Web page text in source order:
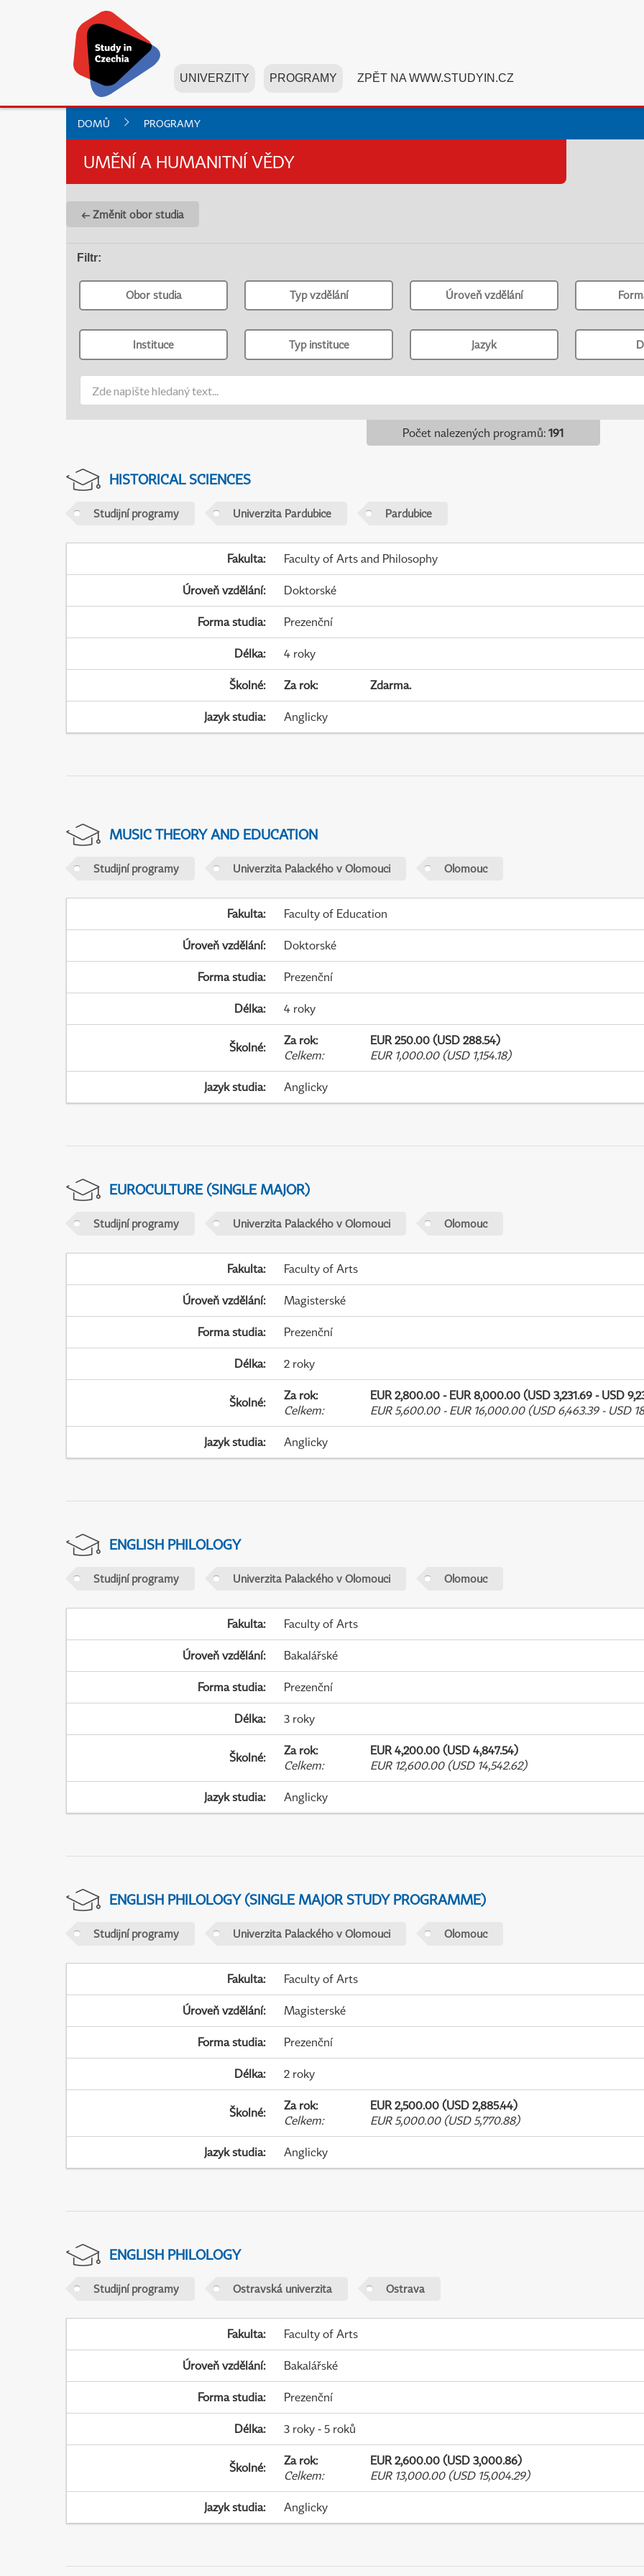
UNIVERZITY PROGRAMY ZPĚT NA WWW.STUDYIN.CZ
DOMŮ PROGRAMY
UMĚNÍ A HUMANITNÍ VĚDY
← Změnit obor studia
Filtr:
Obor studia Typ vzdělání Úroveň vzdělání
Instituce Typ instituce Jazyk
Počet nalezených programů: 191
HISTORICAL SCIENCES
Studijní programy Univerzita Pardubice Pardubice
Fakulta: Faculty of Arts and Philosophy
Úroveň vzdělání: Doktorské
Forma studia: Prezenční
Délka: 4 roky
Školné: Za rok: Zdarma.
Jazyk studia: Anglicky
MUSIC THEORY AND EDUCATION
Studijní programy Univerzita Palackého v Olomouci Olomouc
Fakulta: Faculty of Education
Úroveň vzdělání: Doktorské
Forma studia: Prezenční
Délka: 4 roky
Školné: Za rok:
EUR 250.00 (USD 288.54)
Celkem: EUR 1,000.00 (USD 1,154.18)
Jazyk studia: Anglicky
EUROCULTURE (SINGLE MAJOR)
Studijní programy Univerzita Palackého v Olomouci Olomouc
Fakulta: Faculty of Arts
Úroveň vzdělání: Magisterské
Forma studia: Prezenční
Délka: 2 roky
Školné: Za rok:
EUR 2,800.00 - EUR 8,000.00 (USD 3,231.69 - USD
Celkem: EUR 5,600.00 - EUR 16,000.00 (USD 6,463.39 - USD
Jazyk studia: Anglicky
ENGLISH PHILOLOGY
Studijní programy Univerzita Palackého v Olomouci Olomouc
Fakulta: Faculty of Arts
Úroveň vzdělání: Bakalářské
Forma studia: Prezenční
Délka: 3 roky
Školné: Za rok:
EUR 4,200.00 (USD 4,847.54)
Celkem: EUR 12,600.00 (USD 14,542.62)
Jazyk studia: Anglicky
ENGLISH PHILOLOGY (SINGLE MAJOR STUDY PROGRAMME)
Studijní programy Univerzita Palackého v Olomouci Olomouc
Fakulta: Faculty of Arts
Úroveň vzdělání: Magisterské
Forma studia: Prezenční
Délka: 2 roky
Školné: Za rok:
EUR 2,500.00 (USD 2,885.44)
Celkem: EUR 5,000.00 (USD 5,770.88)
Jazyk studia: Anglicky
ENGLISH PHILOLOGY
Studijní programy Ostravská univerzita Ostrava
Fakulta: Faculty of Arts
Úroveň vzdělání: Bakalářské
Forma studia: Prezenční
Délka: 3 roky - 5 roků
Školné: Za rok:
EUR 2,600.00 (USD 3,000.86)
Celkem: EUR 13,000.00 (USD 15,004.29)
Jazyk studia: Anglicky